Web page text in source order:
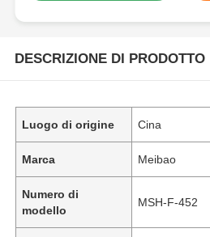
DESCRIZIONE DI PRODOTTO
Luogo di origine Cina
Marca Meibao
Numero di
modello
MSH-F-452